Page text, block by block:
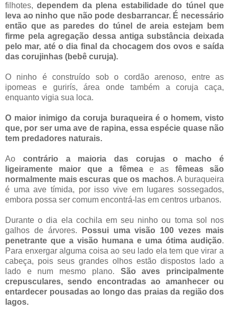
filhotes,dependem da plena estabilidade do túnel que
leva ao ninho que não pode desbarrancar. É necessário
então que as paredes do túnel de areia estejam bem
firme pela agregação dessa antiga substância deixada
pelo mar, até o dia final da chocagem dos ovos e saída
das corujinhas (bebê curuja).
O ninho é construído sob o cordão arenoso, entre as
ipomeas e gurirís, área onde também a coruja caça,
enquanto vigia sua loca.
O maior inimigo da coruja buraqueira é o homem, visto
que, por ser uma ave de rapina, essa espécie quase não
tem predadores naturais.
Ao contrário a maioria das corujas o macho é
ligeiramente maior que a fêmeae as fêmeas são
normalmente mais escuras que os machos. A buraqueira
é uma ave tímida, por isso vive em lugares sossegados,
embora possa ser comum encontrá-las em centros urbanos.
Durante o dia ela cochila em seu ninho ou toma sol nos
galhos de árvores.
Possui uma visão 100 vezes mais
penetrante que a visão humana e uma ótima audição.
Para enxergar alguma coisa ao seu lado ela tem que virar a
cabeça, pois seus grandes olhos estão dispostos lado a
lado e num mesmo plano. São aves principalmente
crepusculares, sendo encontradas ao amanhecer ou
entardecer pousadas ao longo das praias da região dos
lagos.